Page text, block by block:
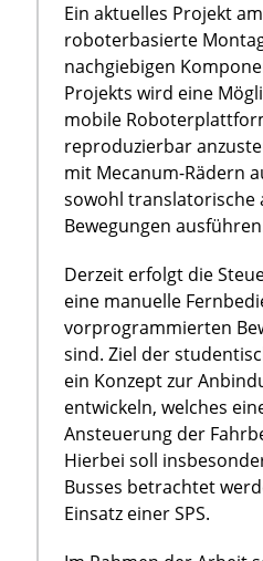
Ein aktuelles Projekt
roboterbasierte
nachgiebigen
Projekts wird eine
mobile
reproduzierbar
mit Mecanum-Rädern
sowohl translatorische
Bewegungen
Derzeit erfolgt die
eine manuelle
vorprogrammierten
sind. Ziel der
ein Konzept zur
entwickeln, welches
Ansteuerung der
Hierbei soll
Busses betrachtet
Einsatz einer SPS.